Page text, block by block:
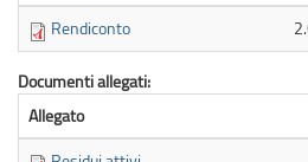
Rendiconto
Documenti allegati:
Allegato